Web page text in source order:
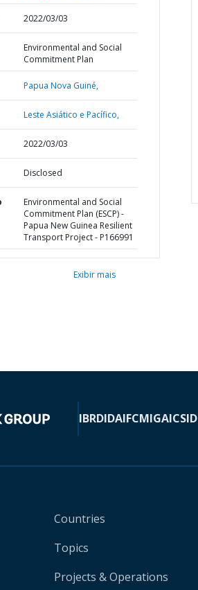
2022/03/03
Environmental and Social
Commitment Plan
Papua Nova Guiné,
Leste Asiático e Pacífico,
2022/03/03
Disclosed
Environmental and Social
Commitment Plan (ESCP) -
Papua New Guinea Resilient
Transport Project - P166991
Exibir mais
IBRDIDAIFCMIGAICSID
Countries
Topics
Projects & Operations